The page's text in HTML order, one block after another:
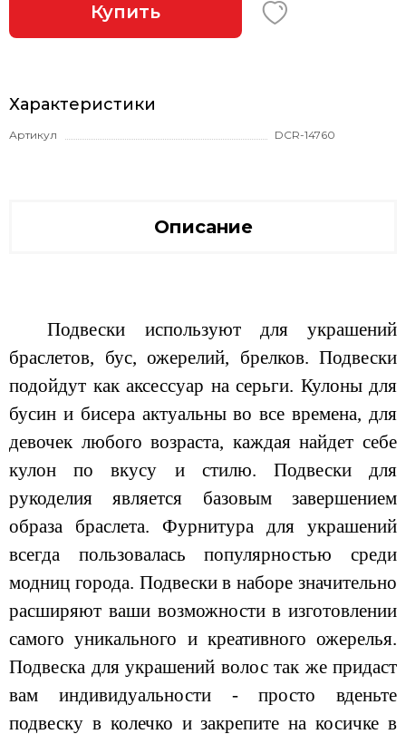
Купить
Характеристики
Артикул DCR-14760
Описание
Подвески используют для украшений
браслетов, бус, ожерелий, брелков. Подвески
подойдут как аксессуар на серьги. Кулоны для
бусин и бисера актуальны во все времена, для
девочек любого возраста, каждая найдет себе
кулон по вкусу и стилю. Подвески для
рукоделия является базовым завершением
образа браслета. Фурнитура для украшений
всегда пользовалась популярностью среди
модниц города. Подвески в наборе значительно
расширяют ваши возможности в изготовлении
самого уникального и креативного ожерелья.
Подвеска для украшений волос так же придаст
вам индивидуальности - просто вденьте
подвеску в колечко и закрепите на косичке в